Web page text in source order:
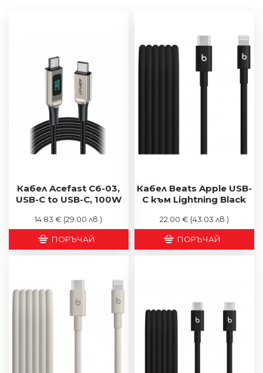
Кабел Acefast C6-03,
USB-C to USB-C, 100W
14.83 € (29.00 лв.)
ПОРЪЧАЙ
Кабел Beats Apple USB-
C към Lightning Black
22.00 € (43.03 лв.)
ПОРЪЧАЙ